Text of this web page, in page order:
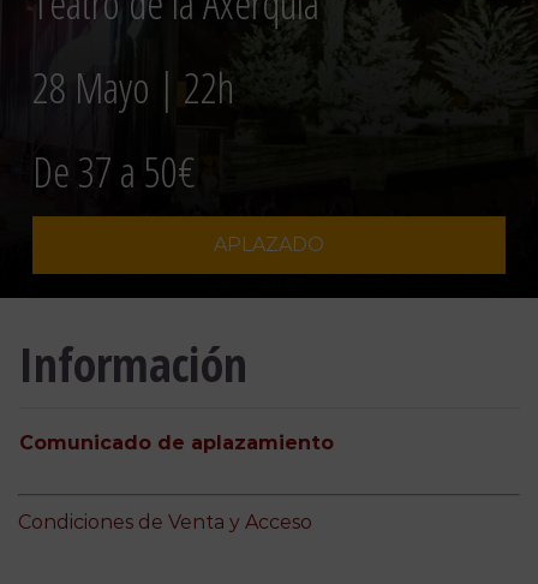
28 Mayo | 22h
De 37 a 50€
APLAZADO
Información
Comunicado de aplazamiento
Condiciones de Venta y Acceso